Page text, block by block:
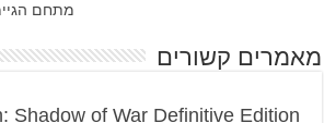
מתחם
מאמרים קשורים
Shadow of War Definitive Edition